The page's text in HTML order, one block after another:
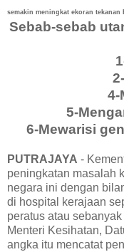
semakin meningkat ekoran
Sebab-sebab
4-
5-
6-Mewarisi
PUTRAJAYA -
peningkatan masalah
negara ini dengan
di hospital kerajaan
peratus atau
Menteri Kesihatan,
angka itu mencatat